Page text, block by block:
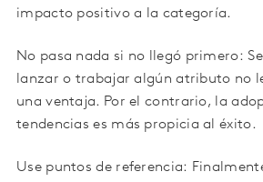
impacto positivo a la categoría.
No pasa nada si no llegó primero:
lanzar o trabajar algún atributo no
una ventaja. Por el contrario, la
tendencias es más propicia al éxito.
Use puntos de referencia: